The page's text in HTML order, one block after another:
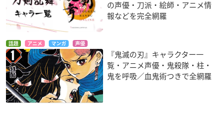
の声優・刀派・絵師・アニメ情
報などを完全網羅
話題 アニメ マンガ 声優
『鬼滅の刃』キャラクター一
覧・アニメ声優・鬼殺隊・柱・
鬼を呼吸／血鬼術つきで全網羅